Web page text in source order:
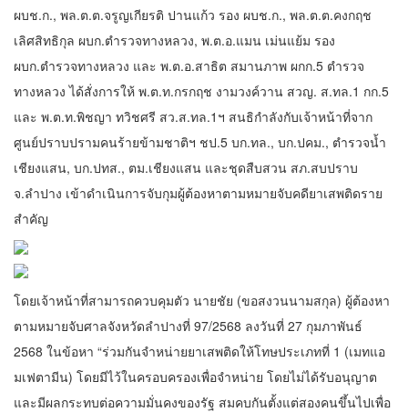
ผบช.ก., พล.ต.ต.จรูญเกียรติ ปานแก้ว รอง ผบช.ก., พล.ต.ต.คงกฤช
เลิศสิทธิกุล ผบก.ตำรวจทางหลวง, พ.ต.อ.แมน เม่นแย้ม รอง
ผบก.ตำรวจทางหลวง และ พ.ต.อ.สาธิต สมานภาพ ผกก.5 ตำรวจ
ทางหลวง ได้สั่งการให้ พ.ต.ท.กรกฤช งามวงค์วาน สวญ. ส.ทล.1 กก.5
และ พ.ต.ท.พิชญา ทวิชศรี สว.ส.ทล.1ฯ สนธิกำลังกับเจ้าหน้าที่จาก
ศูนย์ปราบปรามคนร้ายข้ามชาติฯ ชป.5 บก.ทล., บก.ปคม., ตำรวจน้ำ
เชียงแสน, บก.ปทส., ตม.เชียงแสน และชุดสืบสวน สภ.สบปราบ
จ.ลำปาง เข้าดำเนินการจับกุมผู้ต้องหาตามหมายจับคดียาเสพติดราย
สำคัญ
โดยเจ้าหน้าที่สามารถควบคุมตัว นายชัย (ขอสงวนนามสกุล) ผู้ต้องหา
ตามหมายจับศาลจังหวัดลำปางที่ 97/2568 ลงวันที่ 27 กุมภาพันธ์
2568 ในข้อหา “ร่วมกันจำหน่ายยาเสพติดให้โทษประเภทที่ 1 (เมทแอ
มเฟตามีน) โดยมีไว้ในครอบครองเพื่อจำหน่าย โดยไม่ได้รับอนุญาต
และมีผลกระทบต่อความมั่นคงของรัฐ สมคบกันตั้งแต่สองคนขึ้นไปเพื่อ